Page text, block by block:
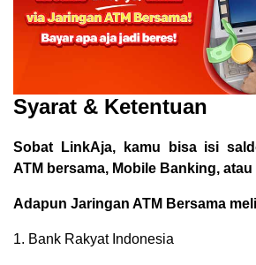
Syarat & Ketentuan
Sobat LinkAja, kamu bisa isi
ATM bersama, Mobile Banking,
Adapun Jaringan ATM Bersama
1. Bank Rakyat Indonesia